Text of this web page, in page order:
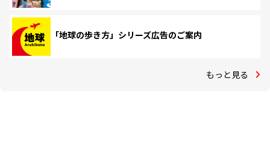
「地球の歩き方」シリーズ広告のご案内
もっと見る